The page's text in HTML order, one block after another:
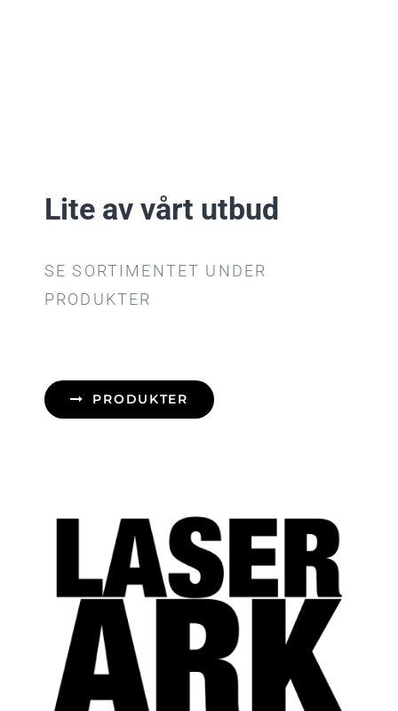
Lite av vårt utbud
SE SORTIMENTET UNDER
PRODUKTER
PRODUKTER